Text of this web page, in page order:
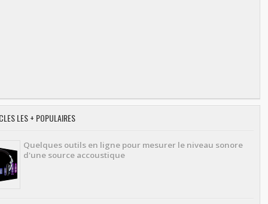
LES + POPULAIRES
Quelques outils en ligne pour mesurer le niveau sonore
d'une source accoustique